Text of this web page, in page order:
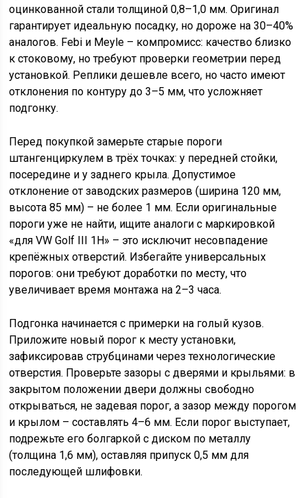
оцинкованной стали толщиной 0,8–1,0 мм. Оригинал
гарантирует идеальную посадку, но дороже на 30–40%
аналогов. Febi и Meyle – компромисс: качество близко
к стоковому, но требуют проверки геометрии перед
установкой. Реплики дешевле всего, но часто имеют
отклонения по контуру до 3–5 мм, что усложняет
подгонку.
Перед покупкой замерьте старые пороги
штангенциркулем в трёх точках: у передней стойки,
посередине и у заднего крыла. Допустимое
отклонение от заводских размеров (ширина 120 мм,
высота 85 мм) – не более 1 мм. Если оригинальные
пороги уже не найти, ищите аналоги с маркировкой
«для VW Golf III 1H» – это исключит несовпадение
крепёжных отверстий. Избегайте универсальных
порогов: они требуют доработки по месту, что
увеличивает время монтажа на 2–3 часа.
Подгонка начинается с примерки на голый кузов.
Приложите новый порог к месту установки,
зафиксировав струбцинами через технологические
отверстия. Проверьте зазоры с дверями и крыльями: в
закрытом положении двери должны свободно
открываться, не задевая порог, а зазор между порогом
и крылом – составлять 4–6 мм. Если порог выступает,
подрежьте его болгаркой с диском по металлу
(толщина 1,6 мм), оставляя припуск 0,5 мм для
последующей шлифовки.